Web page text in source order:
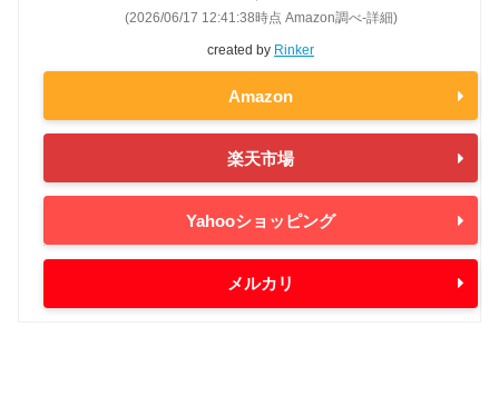
created by Rinker
(2026/06/17 12:41:38時点 Amazon調べ-詳細)
Amazon
楽天市場
Yahooショッピング
メルカリ